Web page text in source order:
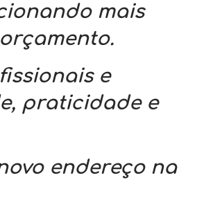
mais
e
praticidade e
endereço na